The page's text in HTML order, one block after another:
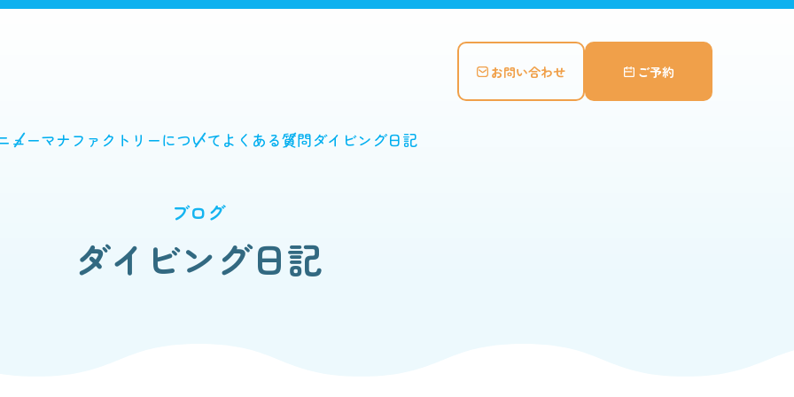
お問い合わせ ご予約
ューマナファクトリーについて よくある質問ダイビング日記
ブログ
ダイビング日記